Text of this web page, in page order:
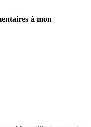
à mon